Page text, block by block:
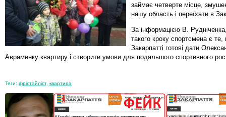
займає четверте місце,
нашу область і переїхати в
За інформацією В.
такого кроку спортсмена є
Закарпатті готові дати
Авраменку квартиру і створити умови для подальшого спортивного
Теги: фрістайліст, квартира